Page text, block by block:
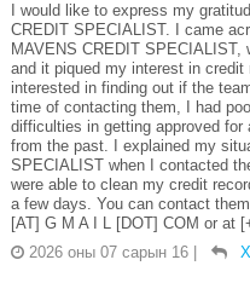
I would like to express my
CREDIT SPECIALIST. I came
MAVENS CREDIT
and it piqued my interest in
interested in finding out if the
time of contacting them, I had
difficulties in getting approved for
from the past. I explained my
SPECIALIST when I contacted
were able to clean my credit
a few days. You can contact
[AT] G M A I L [DOT] COM or at
2026 оны 07 сарын 16